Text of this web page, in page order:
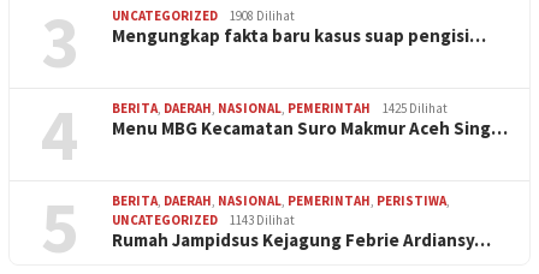
3 UNCATEGORIZED 1908 Dilihat
Mengungkap fakta baru kasus suap pengisi…
4 BERITA, DAERAH, NASIONAL, PEMERINTAH 1425 Dilihat
Menu MBG Kecamatan Suro Makmur Aceh Sing…
5 BERITA, DAERAH, NASIONAL, PEMERINTAH, PERISTIWA,
UNCATEGORIZED
1143 Dilihat
Rumah Jampidsus Kejagung Febrie Ardiansy…